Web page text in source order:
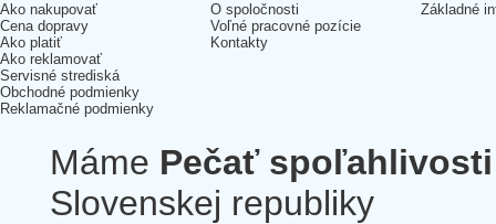
Ako nakupovať
Cena dopravy
Ako platiť
Ako reklamovať
Servisné strediská
Obchodné podmienky
Reklamačné podmienky
O spoločnosti
Voľné pracovné pozície
Kontakty
Základné
Máme Pečať spoľahlivosti
Slovenskej republiky